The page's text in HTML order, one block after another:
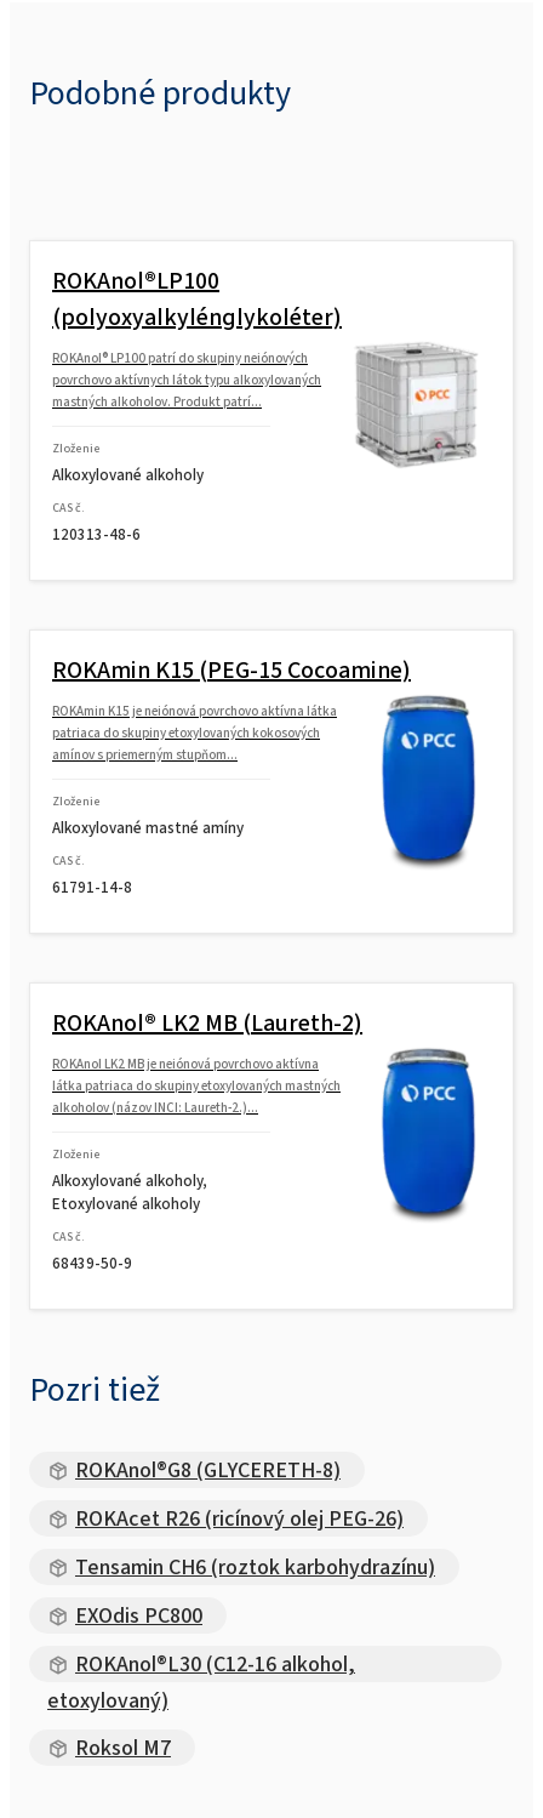
Podobné produkty
ROKAnol®LP100
(polyoxyalkylénglykoléter)
ROKAnol® LP100 patrí do skupiny neiónových
povrchovo aktívnych látok typu alkoxylovaných
mastných alkoholov. Produkt patrí...
Zloženie
Alkoxylované alkoholy
CAS č.
120313-48-6
ROKAmin K15 (PEG-15 Cocoamine)
ROKAmin K15 je neiónová povrchovo aktívna látka
patriaca do skupiny etoxylovaných kokosových
amínov s priemerným stupňom...
Zloženie
Alkoxylované mastné amíny
CAS č.
61791-14-8
ROKAnol® LK2 MB (Laureth-2)
ROKAnol LK2 MB je neiónová povrchovo aktívna
látka patriaca do skupiny etoxylovaných mastných
alkoholov (názov INCI: Laureth-2.)...
Zloženie
Alkoxylované alkoholy,
Etoxylované alkoholy
CAS č.
68439-50-9
Pozri tiež
ROKAnol®G8 (GLYCERETH-8)
ROKAcet R26 (ricínový olej PEG-26)
Tensamin CH6 (roztok karbohydrazínu)
EXOdis PC800
ROKAnol®L30 (C12-16 alkohol,
etoxylovaný)
Roksol M7